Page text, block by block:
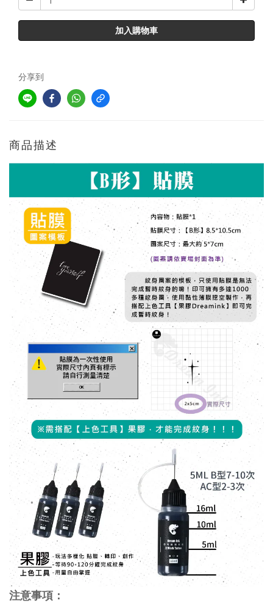
加入購物車
分享到
商品描述
注意事項：